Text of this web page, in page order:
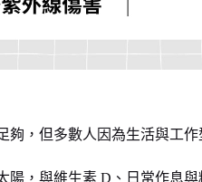
夠，但多數人因為生活與工作
陽，與維生素 D、日常作息